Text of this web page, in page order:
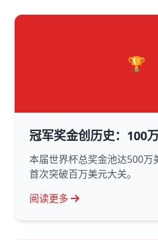
🏆
冠军奖金创历史：100
本届世界杯总奖金池达500万
首次突破百万美元大关。
阅读更多